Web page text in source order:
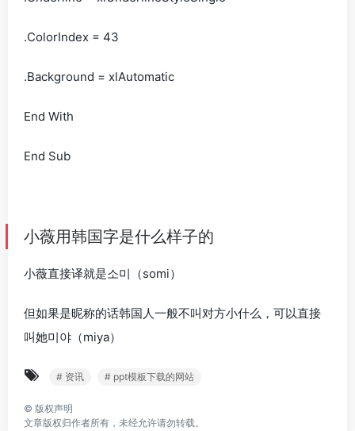
.ColorIndex = 43
.Background = xlAutomatic
End With
End Sub
小薇用韩国字是什么样子的
小薇直接译就是소미（somi）
但如果是昵称的话韩国人一般不叫对方小什么，可以直接
叫她미야（miya）
# 资讯 # ppt模板下载的网站
© 版权声明
文章版权归作者所有，未经允许请勿转载。